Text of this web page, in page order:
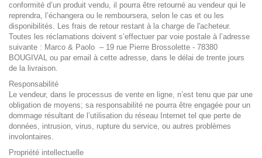
conformité d’un produit vendu, il pourra être retourné au vendeur qui le
reprendra, l’échangera ou le remboursera, selon le cas et ou les
disponibilités. Les frais de retour restant à la charge de l'acheteur.
Toutes les réclamations doivent s’effectuer par voie postale à l’adresse
suivante : Marco & Paolo – 19 rue Pierre Brossolette - 78380
BOUGIVAL ou par email à cette adresse, dans le délai de trente jours
de la livraison.
Responsabilité
Le vendeur, dans le processus de vente en ligne, n’est tenu que par une
obligation de moyens; sa responsabilité ne pourra être engagée pour un
dommage résultant de l’utilisation du réseau Internet tel que perte de
données, intrusion, virus, rupture du service, ou autres problèmes
involontaires.
Propriété intellectuelle